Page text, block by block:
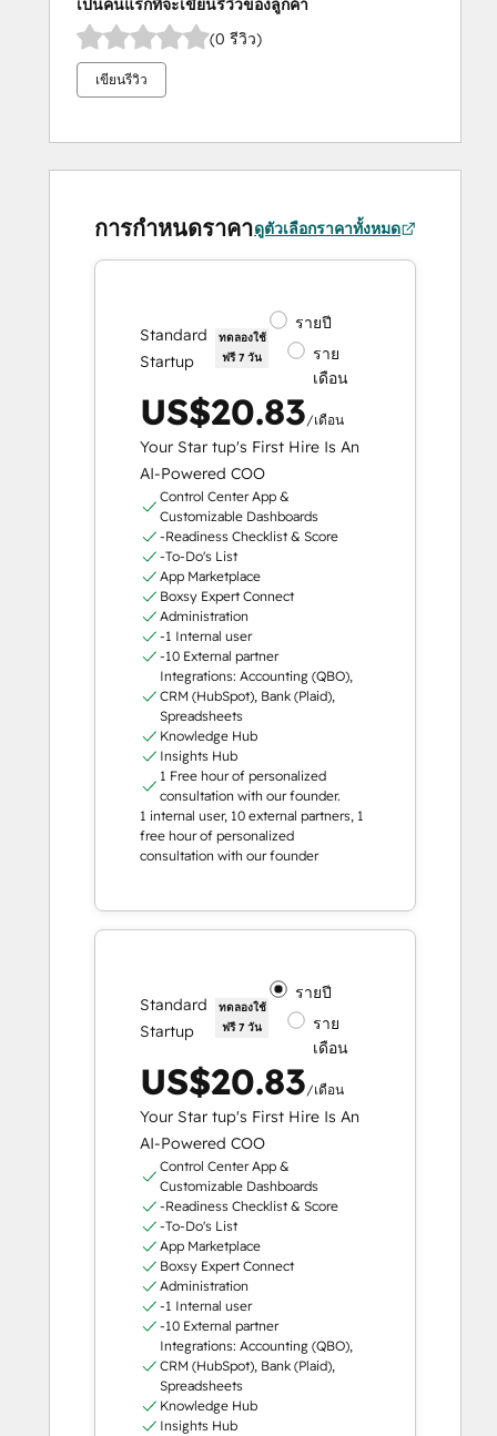
เป็นคนแรกที่จะเขียนรีวิวของลูกค้า
(0 รีวิว)
เขียนรีวิว
การกำหนดราคาดูตัวเลือกราคาทั้งหมด
Standard
Startup
ทดลองใช้
ฟรี 7 วัน
รายปี
ราย
เดือน
US$20.83/เดือน
Your Star tup's First Hire Is An
AI-Powered COO
Control Center App &
Customizable Dashboards
-Readiness Checklist & Score
-To-Do's List
App Marketplace
Boxsy Expert Connect
Administration
-1 Internal user
-10 External partner
Integrations: Accounting (QBO),
CRM (HubSpot), Bank (Plaid),
Spreadsheets
Knowledge Hub
Insights Hub
1 Free hour of personalized
consultation with our founder.
1 internal user, 10 external partners, 1
free hour of personalized
consultation with our founder
Standard
Startup
ทดลองใช้
ฟรี 7 วัน
รายปี
ราย
เดือน
US$20.83/เดือน
Your Star tup's First Hire Is An
AI-Powered COO
Control Center App &
Customizable Dashboards
-Readiness Checklist & Score
-To-Do's List
App Marketplace
Boxsy Expert Connect
Administration
-1 Internal user
-10 External partner
Integrations: Accounting (QBO),
CRM (HubSpot), Bank (Plaid),
Spreadsheets
Knowledge Hub
Insights Hub